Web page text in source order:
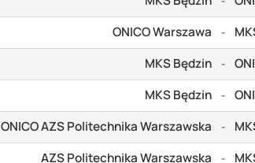
ONICO Warszawa -
MKS Będzin -
MKS Będzin -
ONICO AZS Politechnika Warszawska -
AZS Politechnika Warszawska -